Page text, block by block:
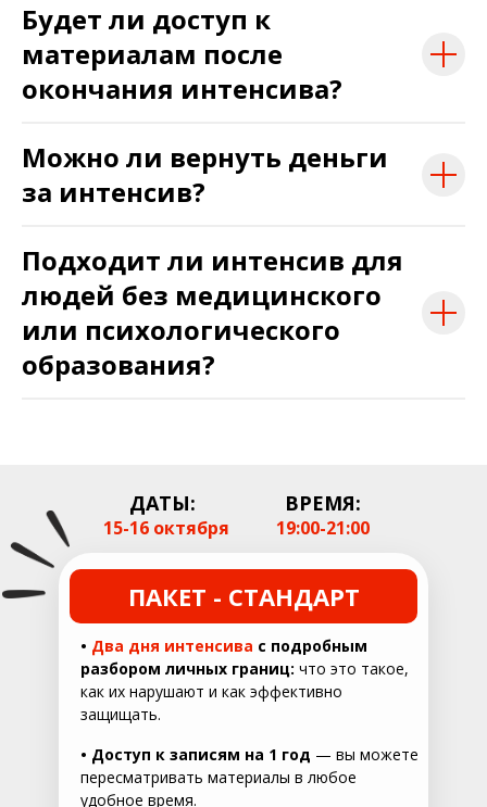
Будет ли доступ к
материалам после
окончания интенсива?
Можно ли вернуть деньги
за интенсив?
Подходит ли интенсив для
людей без медицинского
или психологического
образования?
ДАТЫ: ВРЕМЯ:
15-16 октября 19:00-21:00
• Доступ к записям на 1 год — вы можете
пересматривать материалы в любое
удобное время.
• Два дня интенсива с подробным
разбором личных границ: что это такое,
как их нарушают и как эффективно
защищать.
ПАКЕТ - СТАНДАРТ